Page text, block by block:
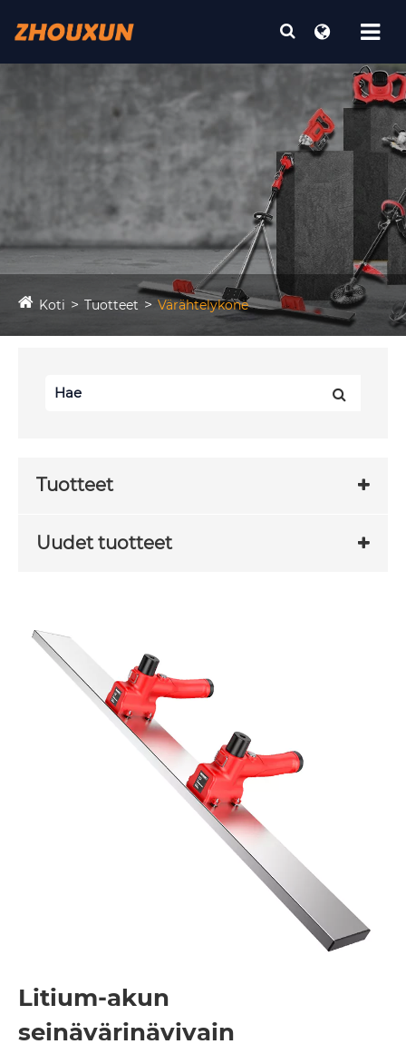
Koti Tuotteet Värähtelykone
Tuotteet
Uudet tuotteet
Litium-akun
seinävärinävivain